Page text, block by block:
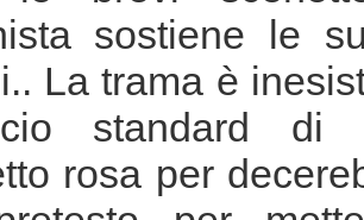
sostiene le
La trama è
standard di
rosa per